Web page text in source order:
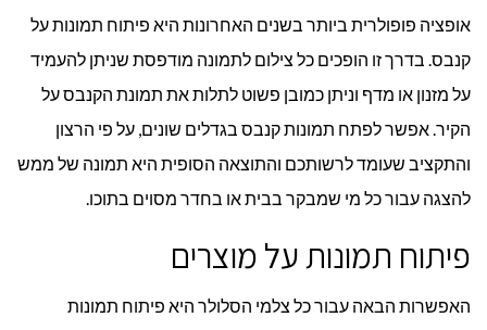
אופציה פופולרית ביותר בשנים האחרונות היא פיתוח תמונות על
קנבס. בדרך זו הופכים כל צילום לתמונה מודפסת שניתן להעמיד
על מזנון או מדף וניתן כמובן פשוט לתלות את תמונת הקנבס על
הקיר. אפשר לפתח תמונות קנבס בגדלים שונים, על פי הרצון
והתקציב שעומד לרשותכם והתוצאה הסופית היא תמונה של ממש
להצגה עבור כל מי שמבקר בבית או בחדר מסוים בתוכו.
פיתוח תמונות על מוצרים
האפשרות הבאה עבור כל צלמי הסלולר היא פיתוח תמונות